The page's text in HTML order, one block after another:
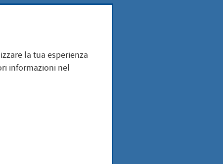
progetti
la tua esperienza
informazioni nel